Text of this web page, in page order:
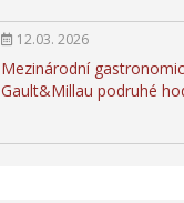
12.03. 2026
Mezinárodní
Gault&Millau podruhé